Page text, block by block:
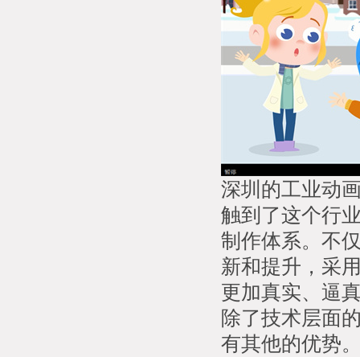
深圳的工业动
触到了这个行
制作体系。不
新和提升，采
更加真实、逼
除了技术层面
有其他的优势